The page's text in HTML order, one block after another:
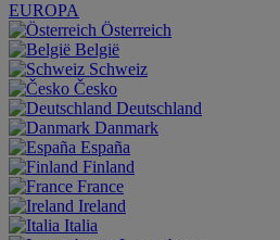
EUROPA
Österreich
België
Schweiz
Česko
Deutschland
Danmark
España
Finland
France
Ireland
Italia